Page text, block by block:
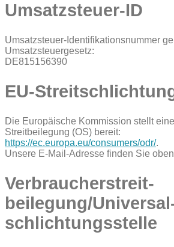
Umsatzsteuer-ID
Umsatzsteuer-Identifikationsnummer
Umsatzsteuergesetz:
DE815156390
EU-
Die Europäische Kommission stellt
Streitbeilegung (OS) bereit:
https://ec.europa.eu/consumers/odr/.
Unsere E-Mail-Adresse finden Sie
Verbraucher­streit­
beilegung/
schlichtungs­stelle